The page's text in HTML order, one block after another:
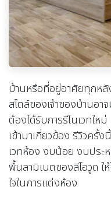
บ้านหรือที่อยู่อาศัยทุกหลั
สไตล์ของเจ้าของบ้านอ
ต้องได้รับการรีโนเวทให
เข้ามาเกี่ยวข้อง รีวิวครั้
เวทห้อง งบน้อย งบประ
พื้นลามิเนตของลีโอวูด ใ
ใจในการแต่งห้อง